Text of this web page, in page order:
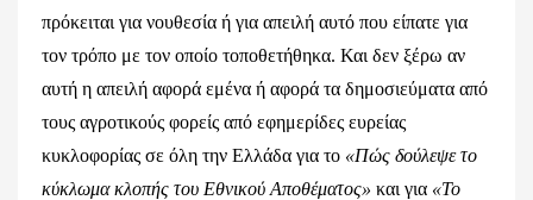
πρόκειται για νουθεσία ή για απειλή αυτό που είπατε για
τον τρόπο με τον οποίο τοποθετήθηκα. Και δεν ξέρω αν
αυτή η απειλή αφορά εμένα ή αφορά τα δημοσιεύματα από
τους αγροτικούς φορείς από εφημερίδες ευρείας
κυκλοφορίας σε όλη την Ελλάδα για το «Πώς δούλεψε το
κύκλωμα κλοπής του Εθνικού Αποθέματος» και για «Το